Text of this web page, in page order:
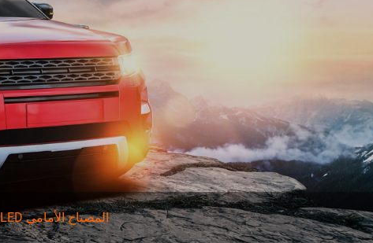
مصباح السائق الخارجي LED المصباح الأمامي